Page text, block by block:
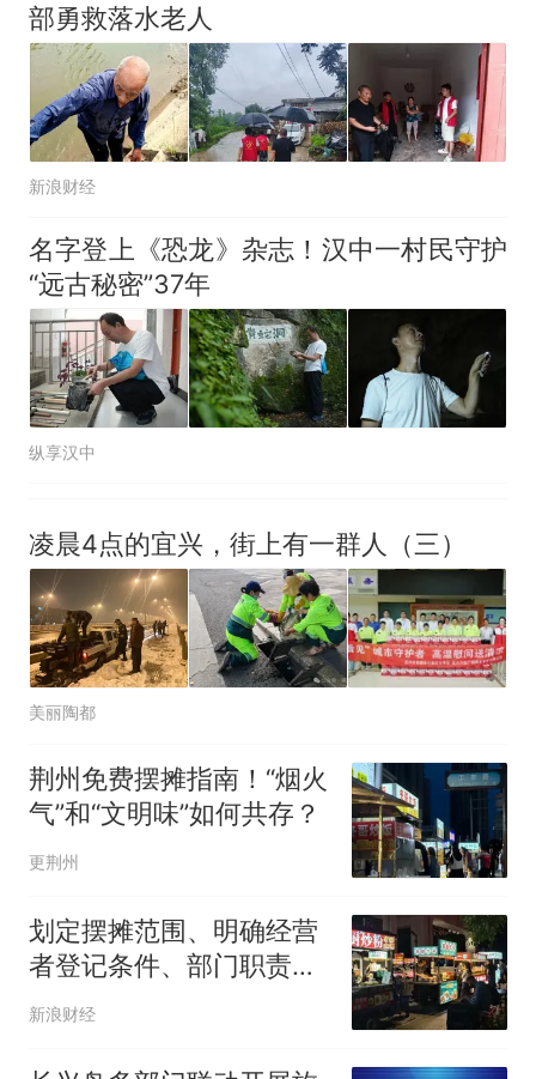
部勇救落水老人
新浪财经
名字登上《恐龙》杂志！汉中一村民守护
“远古秘密”37年
纵享汉中
凌晨4点的宜兴，街上有一群人（三）
美丽陶都
荆州免费摆摊指南！“烟火
气”和“文明味”如何共存？
更荆州
划定摆摊范围、明确经营
者登记条件、部门职责！
深圳一区出新规
新浪财经